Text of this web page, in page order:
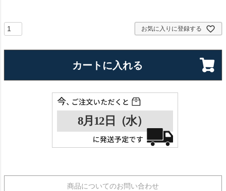
お気に入りに登録する
カートに入れる
商品についてのお問い合わせ